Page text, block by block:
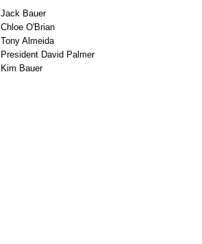
Jack Bauer
Chloe O'Brian
Tony Almeida
President David Palmer
Kim Bauer